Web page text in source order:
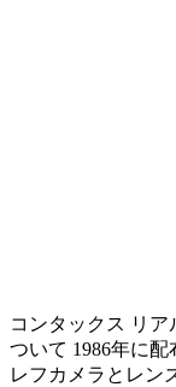
コンタックス リ
ついて 1986年に
レフカメラとレン